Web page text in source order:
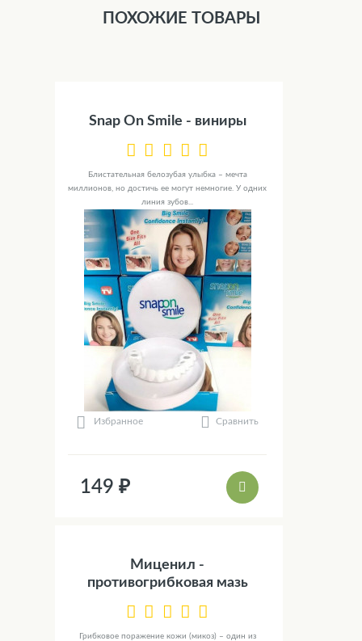
ПОХОЖИЕ ТОВАРЫ
Snap On Smile - виниры
Блистательная белозубая улыбка – мечта
миллионов, но достичь ее могут немногие. У одних
линия зубов...
Избранное Сравнить
149 ₽
Миценил -
противогрибковая мазь
Грибковое поражение кожи (микоз) – один из